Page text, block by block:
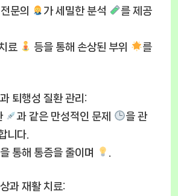
문의 가 세밀한 분석
를 제공
료
등을 통해 손상된 부위
를
퇴행성 질환 관리 :
과 같은 만성적인 문제
을 관
니다.
통해 통증을 줄이며
과 재활 치료: